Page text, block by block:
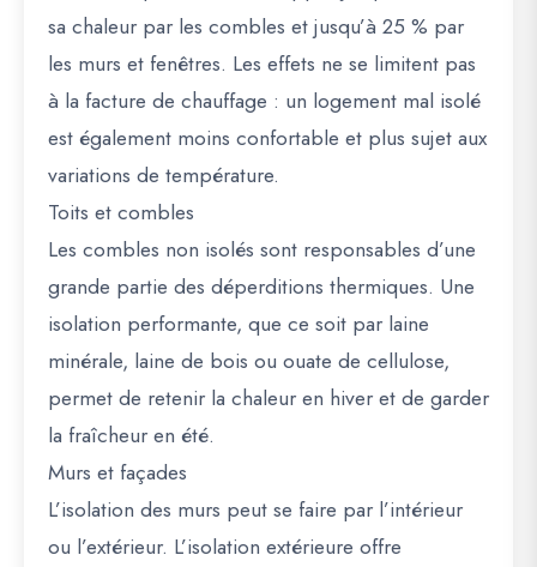
sa chaleur par les combles et jusqu’à 25 % par
les murs et fenêtres. Les effets ne se limitent pas
à la facture de chauffage : un logement mal isolé
est également moins confortable et plus sujet aux
variations de température.
Toits et combles
Les combles non isolés sont responsables d’une
grande partie des déperditions thermiques. Une
isolation performante, que ce soit par laine
minérale, laine de bois ou ouate de cellulose,
permet de retenir la chaleur en hiver et de garder
la fraîcheur en été.
Murs et façades
L’isolation des murs peut se faire par l’intérieur
ou l’extérieur. L’isolation extérieure offre